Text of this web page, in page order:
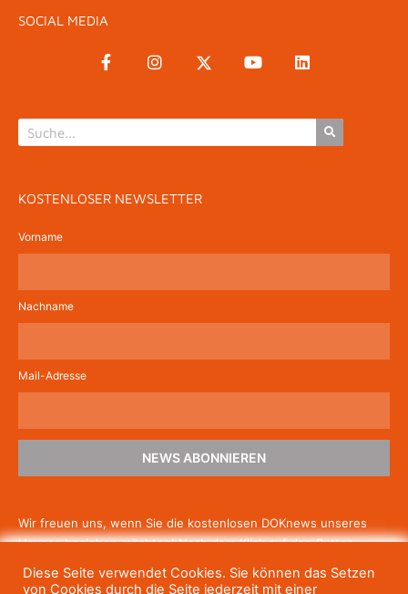
SOCIAL MEDIA
KOSTENLOSER NEWSLETTER
Vorname
Nachname
Mail-Adresse
NEWS ABONNIEREN
Wir freuen uns, wenn Sie die kostenlosen DOKnews unseres
Hauses beziehen möchten! Nach dem Klick auf den Button
um die Newsletter-Anmeldung abzuschließen. Wenn Sie unsere
Diese Seite verwendet Cookies. Sie können das Setzen
von Cookies durch die Seite jederzeit mit einer